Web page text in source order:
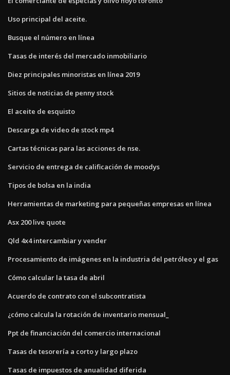
Uso principal del aceite.
Busque el número en línea
Tasas de interés del mercado inmobiliario
Diez principales minoristas en línea 2019
Sitios de noticias de penny stock
El aceite de esquisto
Descarga de video de stock mp4
Cartas técnicas para las acciones de nse.
Servicio de entrega de calificación de moodys
Tipos de bolsa en la india
Herramientas de marketing para pequeñas empresas en línea
Asx 200 live quote
Qld 4x4 intercambiar y vender
Procesamiento de imágenes en la industria del petróleo y el gas
Cómo calcular la tasa de abril
Acuerdo de contrato con el subcontratista
¿cómo calcula la rotación de inventario mensual_
Ppt de financiación del comercio internacional
Tasas de tesorería a corto y largo plazo
Tasas de impuestos de anualidad diferida